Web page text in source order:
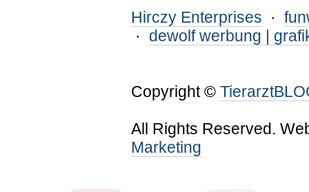
Hirczy Enterprises ·
· dewolf werbung |
Copyright ©
All Rights Reserved.
Marketing